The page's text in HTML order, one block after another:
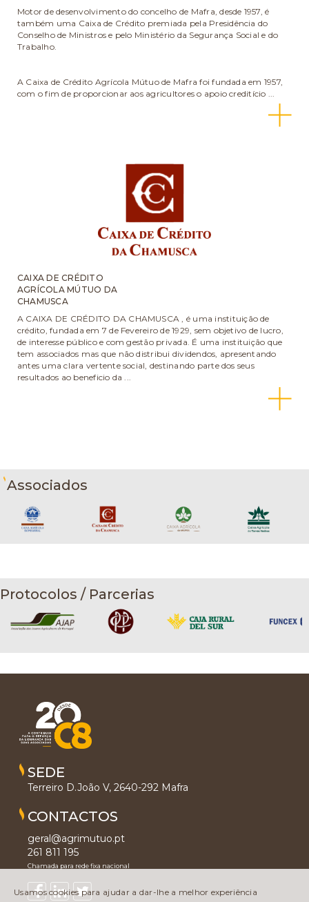
Motor de desenvolvimento do concelho de Mafra, desde 1957, é
também uma Caixa de Crédito premiada pela Presidência do
Conselho de Ministros e pelo Ministério da Segurança Social e do
Trabalho.
A Caixa de Crédito Agrícola Mútuo de Mafra foi fundada em 1957,
com o fim de proporcionar aos agricultores o apoio creditício ...
CAIXA DE CRÉDITO
AGRÍCOLA MÚTUO DA
CHAMUSCA
A CAIXA DE CRÉDITO DA CHAMUSCA , é uma instituição de
crédito, fundada em 7 de Fevereiro de 1929, sem objetivo de lucro,
de interesse público e com gestão privada. É uma instituição que
tem associados mas que não distribui dividendos, apresentando
antes uma clara vertente social, destinando parte dos seus
resultados ao beneficio da ...
Associados
Protocolos / Parcerias
SEDE
Terreiro D.João V, 2640-292 Mafra
CONTACTOS
geral@agrimutuo.pt
261 811 195
Chamada para rede fixa nacional
Usamos cookies para ajudar a dar-lhe a melhor experiência